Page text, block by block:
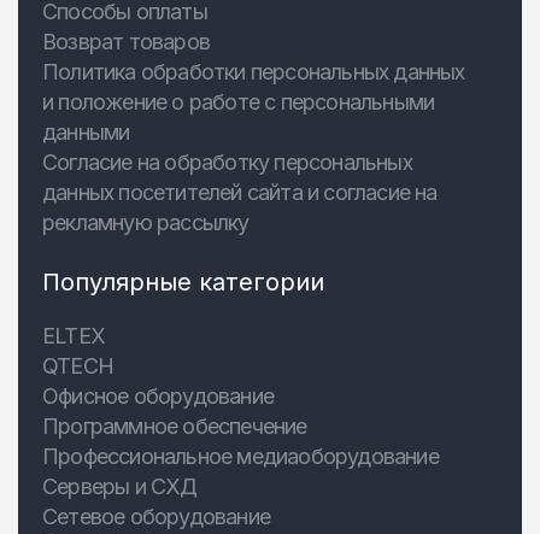
Способы оплаты
Возврат товаров
Политика обработки персональных данных
и положение о работе с персональными
данными
Согласие на обработку персональных
данных посетителей сайта и согласие на
рекламную рассылку
Популярные категории
ELTEX
QTECH
Офисное оборудование
Программное обеспечение
Профессиональное медиаоборудование
Серверы и СХД
Сетевое оборудование